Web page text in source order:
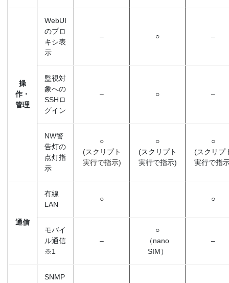
操
作・
管理
WebUI
のプロ
キシ表
示
– ○ –
監視対
象への
SSHロ
グイン
– ○ –
NW警
告灯の
点灯指
示
○
(スクリプト
実行で指示)
○
(スクリプト
実行で指示)
○
(スクリプ
実行で指
通信
有線
LAN
○ ○
モバイ
ル通信
※1
–
○
（nano
SIM）
–
SNMP